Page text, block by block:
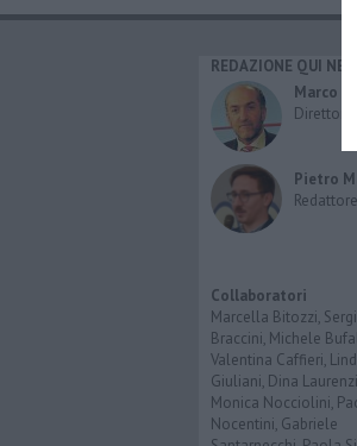
REDAZIONE QUI NEWS
Marco
Direttore
Pietro
Redattore
Collaboratori
Marcella Bitozzi,
Braccini, Michele
Valentina Caffieri,
Giuliani, Dina
Monica Nocciolini,
Nocentini, Gabriele